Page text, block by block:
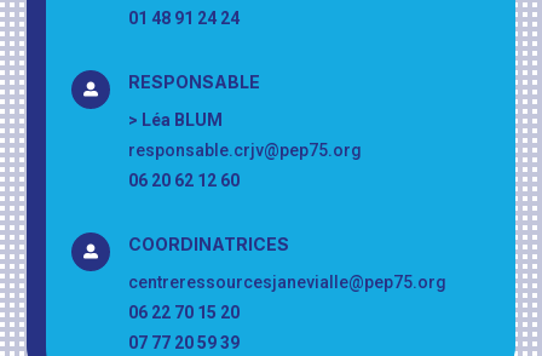
01 48 91 24 24
 RESPONSABLE
> Léa BLUM
responsable.crjv@pep75.org
06 20 62 12 60
 COORDINATRICES
centreressourcesjanevialle@pep75.org
06 22 70 15 20
07 77 20 59 39